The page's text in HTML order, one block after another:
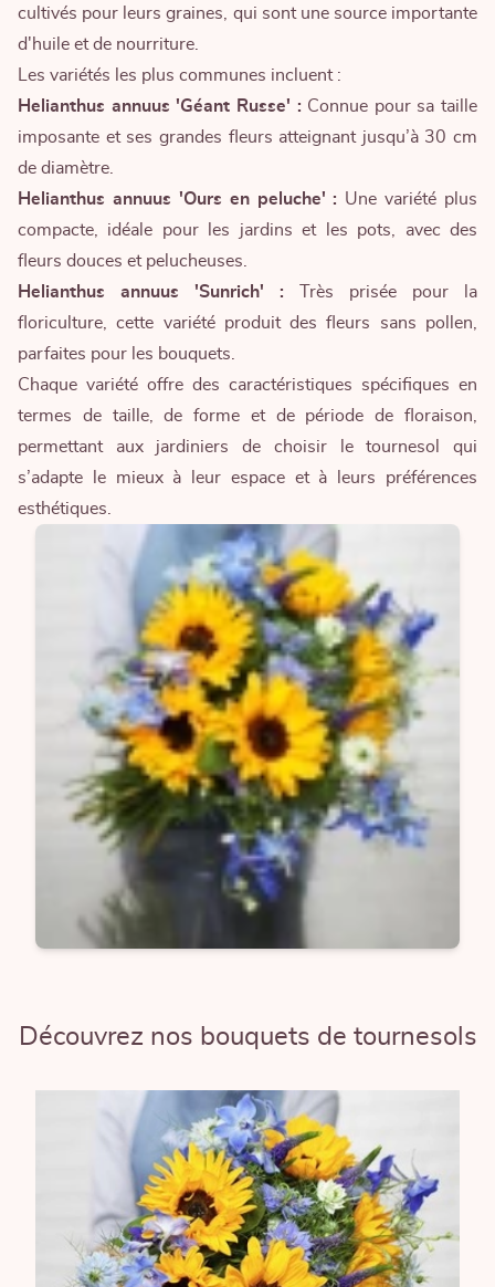
cultivés pour leurs graines, qui sont une source importante
d'huile et de nourriture.
Les variétés les plus communes incluent :
Helianthus annuus 'Géant Russe' : Connue pour sa taille
imposante et ses grandes fleurs atteignant jusqu’à 30 cm
de diamètre.
Helianthus annuus 'Ours en peluche' : Une variété plus
compacte, idéale pour les jardins et les pots, avec des
fleurs douces et pelucheuses.
Helianthus annuus 'Sunrich' : Très prisée pour la
floriculture, cette variété produit des fleurs sans pollen,
parfaites pour les bouquets.
Chaque variété offre des caractéristiques spécifiques en
termes de taille, de forme et de période de floraison,
permettant aux jardiniers de choisir le tournesol qui
s’adapte le mieux à leur espace et à leurs préférences
esthétiques.
Découvrez nos bouquets de tournesols